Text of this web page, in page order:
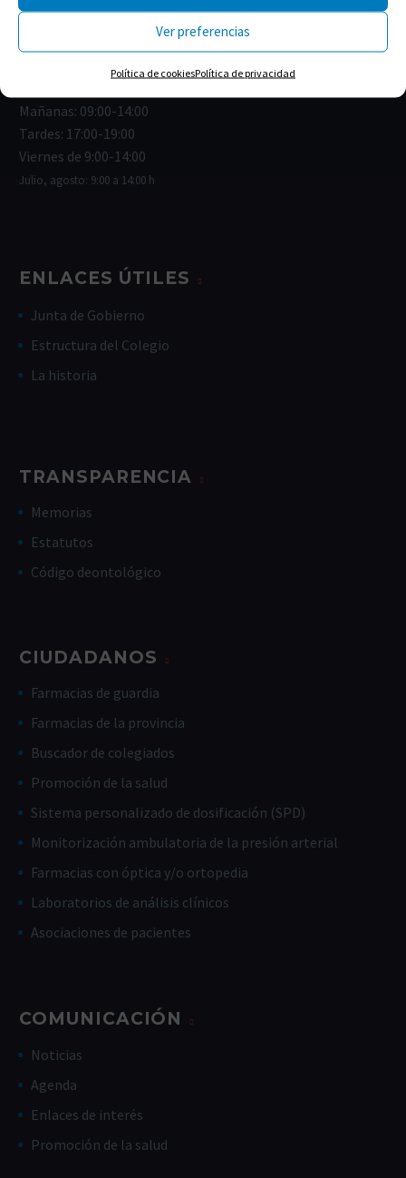
Ver preferencias
Política de cookiesPolítica de privacidad
Correo:cofcadiz@redfarma.org
Teléfono:956 211 811
Mañanas: 09:00-14:00
Tardes: 17:00-19:00
Viernes de 9:00-14:00
Julio, agosto: 9:00 a 14:00 h
ENLACES ÚTILES
Junta de Gobierno
Estructura del Colegio
La historia
TRANSPARENCIA
Memorias
Estatutos
Código deontológico
CIUDADANOS
Farmacias de guardia
Farmacias de la provincia
Buscador de colegiados
Promoción de la salud
Sistema personalizado de dosificación (SPD)
Monitorización ambulatoria de la presión arterial
Farmacias con óptica y/o ortopedia
Laboratorios de análisis clínicos
Asociaciones de pacientes
COMUNICACIÓN
Noticias
Agenda
Enlaces de interés
Promoción de la salud